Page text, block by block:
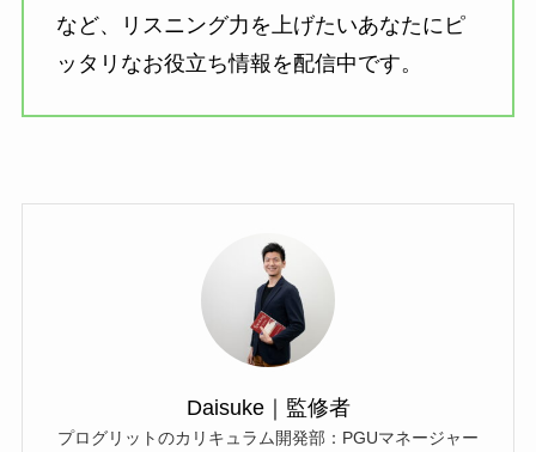
など、リスニング力を上げたいあなたにピ
ッタリなお役立ち情報を配信中です。
Daisuke｜監修者
プログリットのカリキュラム開発部：PGUマネージャー